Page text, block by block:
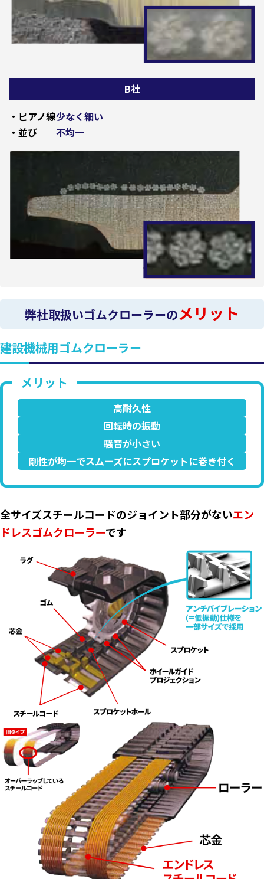
B社
・ピアノ線少なく細い
・並び
不均一
弊社取扱いゴムクローラーのメリット
建設機械用ゴムクローラー
高耐久性
回転時の振動
騒音が小さい
剛性が均一でスムーズにスプロケットに巻き付く
全サイズスチールコードのジョイント部分がないエン
ドレスゴムクローラーです